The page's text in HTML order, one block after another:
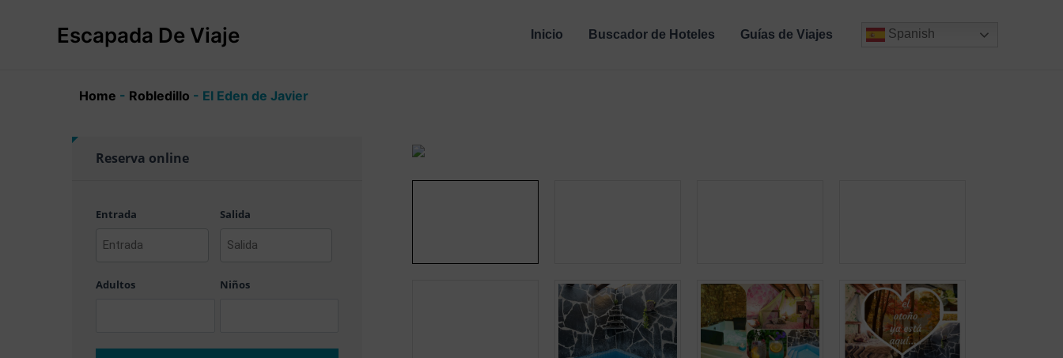
Escapada De Viaje Inicio Buscador de Hoteles Guías de Viajes Spanish
Home - Robledillo - El Eden de Javier
Reserva online
Entrada Salida
Adultos Niños